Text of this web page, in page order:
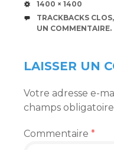
TAILLE
1400 × 1400
TRACKBACKS
UN COMMENTAIRE.
LAISSER UN
Votre adresse e-
champs
Commentaire *